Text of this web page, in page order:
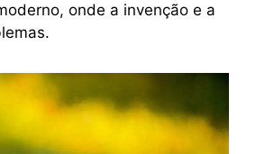
onde a invenção e a